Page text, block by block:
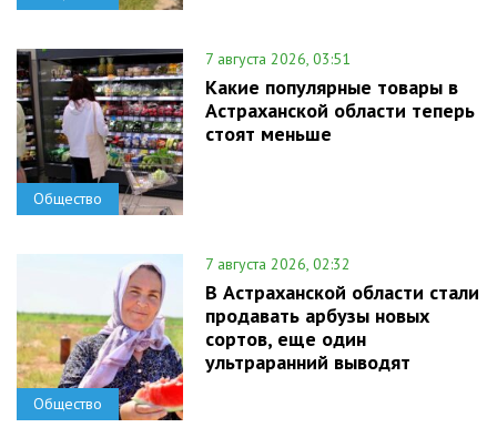
Общество
7 августа 2026, 03:51
Какие популярные товары в
Астраханской области теперь
стоят меньше
Общество
7 августа 2026, 02:32
В Астраханской области стали
продавать арбузы новых
сортов, еще один
ультраранний выводят